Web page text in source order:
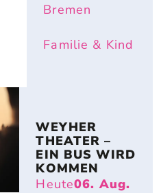
Bremen
Familie & Kind
WEYHER
THEATER –
EIN BUS WIRD
KOMMEN
Heute06. Aug.